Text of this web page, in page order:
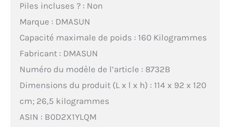
Piles incluses ? : Non
Marque : DMASUN
Capacité maximale de poids : 160 Kilogrammes
Fabricant : DMASUN
Numéro du modèle de l’article : 8732B
Dimensions du produit (L x l x h) : 114 x 92 x 120
cm; 26,5 kilogrammes
ASIN : B0D2X1YLQM